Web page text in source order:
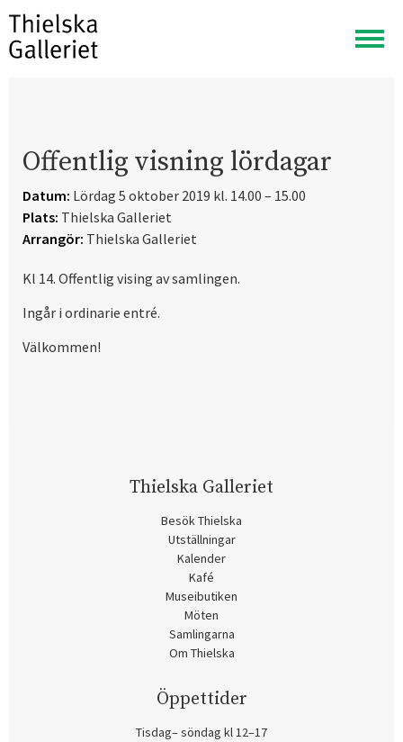
Visa
meny
Offentlig visning lördagar
Datum: Lördag 5 oktober 2019 kl. 14.00 – 15.00
Plats: Thielska Galleriet
Arrangör: Thielska Galleriet
Kl 14. Offentlig vising av samlingen.
Ingår i ordinarie entré.
Välkommen!
Thielska Galleriet
Besök Thielska
Utställningar
Kalender
Kafé
Museibutiken
Möten
Samlingarna
Om Thielska
Öppettider
Tisdag– söndag kl 12–17